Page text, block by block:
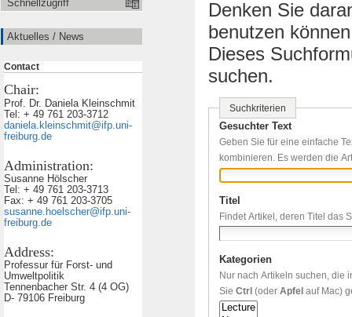
Schnellzugriff
Aktuelles / News
Contact
Chair:
Prof. Dr. Daniela Kleinschmit
Tel: + 49 761 203-3712
daniela.kleinschmit@ifp.uni-
freiburg.de
Administration:
Susanne Hölscher
Tel: + 49 761 203-3713
Fax: + 49 761 203-3705
susanne.hoelscher@ifp.uni-
freiburg.de
Address:
Professur für Forst- und
Umweltpolitik
Tennenbacher Str. 4 (4 OG)
D- 79106 Freiburg
Denken Sie
benutzen
Dieses
suchen.
Suchkriterien
Gesuchter Text
Geben Sie für eine einfache
kombinieren. Es werden die
Titel
Findet Artikel, deren Titel das
Kategorien
Nur nach Artikeln suchen, die
SieCtrl (oderApfel auf Mac)